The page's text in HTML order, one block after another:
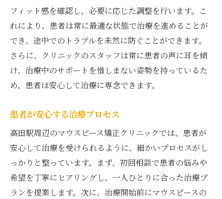
フィット感を確認し、必要に応じた調整を行います。こ
れにより、患者は常に最適な状態で治療を進めることが
でき、途中でのトラブルを未然に防ぐことができます。
さらに、クリニックのスタッフは常に患者の声に耳を傾
け、治療中のサポートを惜しまない姿勢を持っているた
め、患者は安心して治療に専念できます。
患者が安心する治療プロセス
高田駅周辺のマウスピース矯正クリニックでは、患者が
安心して治療を受けられるように、細かいプロセスがし
っかりと整っています。まず、初回相談で患者の悩みや
希望を丁寧にヒアリングし、一人ひとりに合った治療プ
ランを提案します。次に、治療開始前にマウスピースの